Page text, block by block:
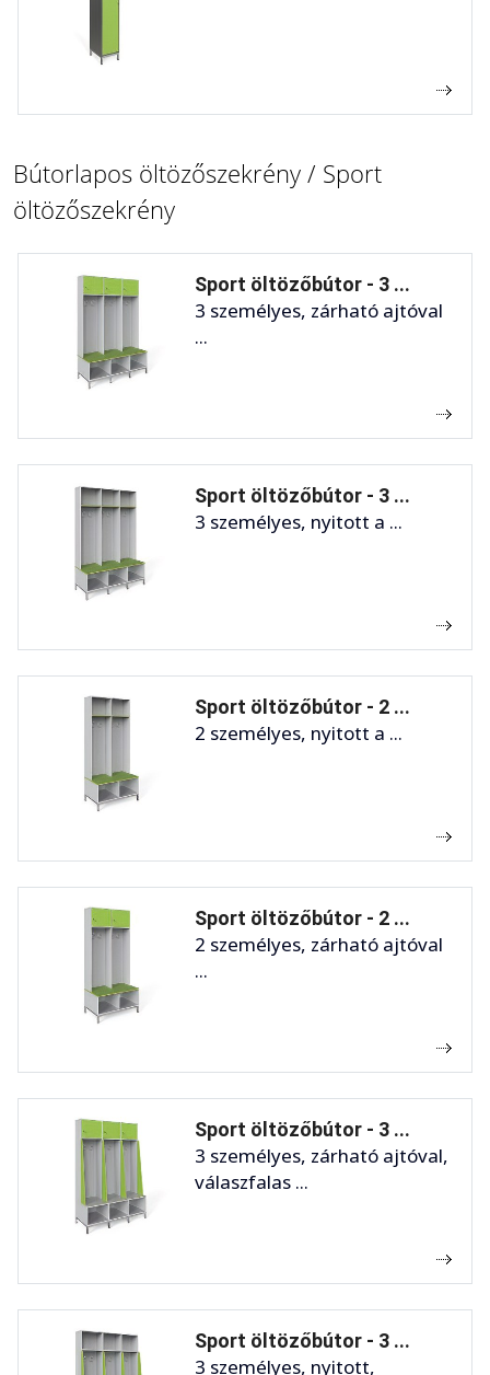
Bútorlapos öltözőszekrény / Sport
öltözőszekrény
Sport öltözőbútor - 3 ...
3 személyes, zárható ajtóval
...
Sport öltözőbútor - 3 ...
3 személyes, nyitott a ...
Sport öltözőbútor - 2 ...
2 személyes, nyitott a ...
Sport öltözőbútor - 2 ...
2 személyes, zárható ajtóval
...
Sport öltözőbútor - 3 ...
3 személyes, zárható ajtóval,
válaszfalas ...
Sport öltözőbútor - 3 ...
3 személyes, nyitott,